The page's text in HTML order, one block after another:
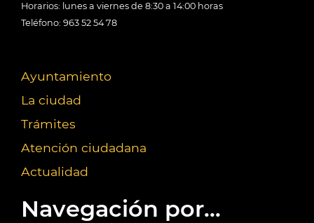
Horarios: lunes a viernes de 8:30 a 14:00 horas
Teléfono: 963 52 54 78
Ayuntamiento
La ciudad
Trámites
Atención ciudadana
Actualidad
Navegación por...